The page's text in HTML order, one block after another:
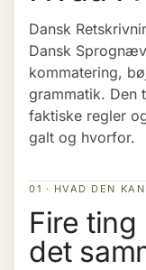
Dansk
Dansk
kommatering,
grammatik. Den
faktiske regler
galt og hvorfor.
01 · HVAD DEN KAN
Fire ting
det